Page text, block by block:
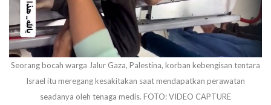
Seorang bocah warga Jalur Gaza, Palestina, korban kebengisan tentara
Israel itu meregang kesakitakan saat mendapatkan perawatan
seadanya oleh tenaga medis. FOTO: VIDEO CAPTURE